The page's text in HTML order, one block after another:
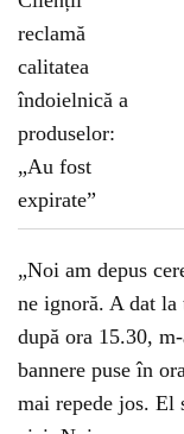
„Noi am depus
ne ignoră. A dat
după ora 15.30,
bannere puse în
mai repede jos. El